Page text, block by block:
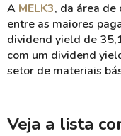
A MELK3, da área de
entre as maiores
dividend yield de
com um dividend
setor de materiais
Veja a lista